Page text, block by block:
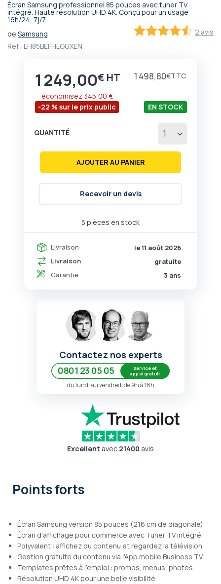
Écran Samsung professionnel 85 pouces avec tuner TV
intégré. Haute résolution UHD 4K. Conçu pour un usage
16h/24, 7j/7.
2 avis
de Samsung
Ref : LH85BEFHLGUXEN
Prix
1 249,00€ 1 498,80€
-22 % sur le prix public
économisez 345,00 €
5 pièces en stock
EN STOCK
Livraison
le 11 août 2026
Livraison
gratuite
Garantie
3 ans
QUANTITÉ
AJOUTER AU PANIER
Recevoir un devis
Passer
au
début
de
la
Contactez nos experts
0801 23 05 05
Service et
appel gratuit
du lundi au vendredi de 9h à 18h
Excellent avec 21400 avis
Points forts
Écran Samsung version 85 pouces (216 cm de diagonale)
Écran d'affichage pour commerce avec Tuner TV intégré
Polyvalent : affichez du contenu et regardez la télévision
Gestion gratuite du contenu via l'App mobile Business TV
Templates prêtes à l'emploi : promos, menus, photos
Résolution UHD 4K pour une belle visibilité